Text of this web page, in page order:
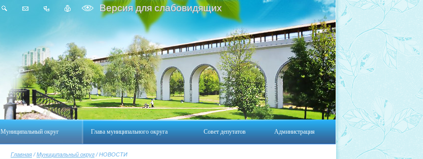
Муниципальный округ Глава муниципального округа Совет депутатов Администрация
Версия для слабовидящих
Главная /Муниципальный округ / НОВОСТИ